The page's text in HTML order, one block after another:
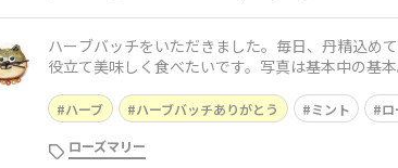
ハーブバッチをいただきました。毎日、丹精込め
役立て美味しく食べたいです。写真は基本中の
ハーブ ハーブバッチありがとう ミント
ローズマリー